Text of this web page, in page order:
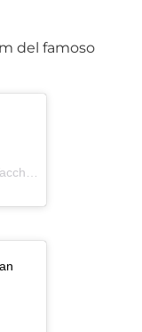
del famoso